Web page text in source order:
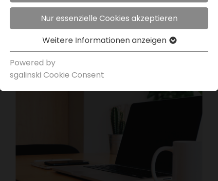
Nur essenzielle Cookies akzeptieren
Weitere Infor­ma­tionen anzeigen
Powered by
sgal­inski Cookie Consent